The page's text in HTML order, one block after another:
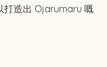
打造出 Ojarumaru 嘅